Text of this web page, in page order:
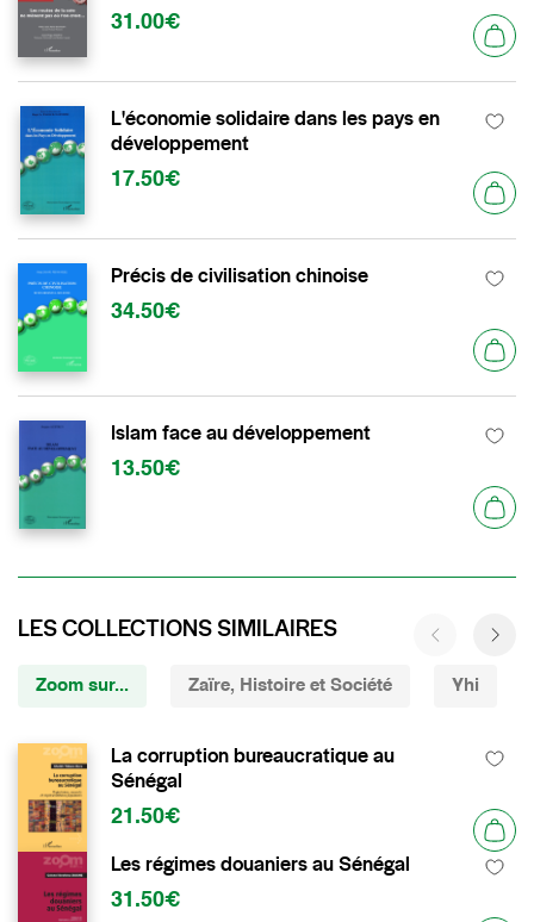
31.00€
L'économie solidaire dans les pays en
développement
17.50€
Précis de civilisation chinoise
34.50€
Islam face au développement
13.50€
LES COLLECTIONS SIMILAIRES
Zoom sur... Zaïre, Histoire et Société Yhi
La corruption bureaucratique au
Sénégal
21.50€
Les régimes douaniers au Sénégal
31.50€